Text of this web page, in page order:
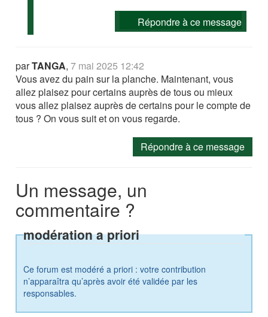
Répondre à ce message
parTANGA,7 mai 2025 12:42
Vous avez du pain sur la planche. Maintenant, vous
allez plaisez pour certains auprès de tous ou mieux
vous allez plaisez auprès de certains pour le compte de
tous ? On vous suit et on vous regarde.
Répondre à ce message
Un message, un
commentaire ?
modération a priori
Ce forum est modéré a priori : votre contribution
n’apparaîtra qu’après avoir été validée par les
responsables.